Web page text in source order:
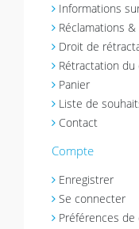
Informations
Réclamations
Droit de
Rétractation du
Panier
Liste de
Contact
Compte
Enregistrer
Se connecter
Préférences de